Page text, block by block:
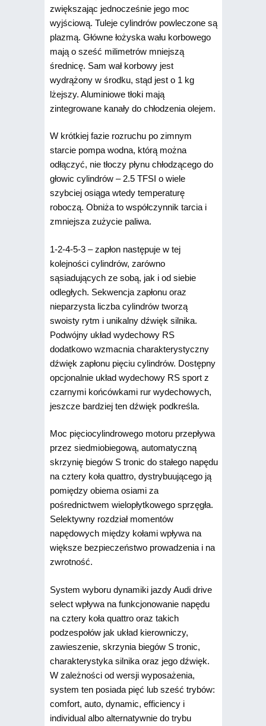
zwiększając jednocześnie jego moc
wyjściową. Tuleje cylindrów powleczone są
plazmą. Główne łożyska wału korbowego
mają o sześć milimetrów mniejszą
średnicę. Sam wał korbowy jest
wydrążony w środku, stąd jest o 1 kg
lżejszy. Aluminiowe tłoki mają
zintegrowane kanały do chłodzenia olejem.
W krótkiej fazie rozruchu po zimnym
starcie pompa wodna, którą można
odłączyć, nie tłoczy płynu chłodzącego do
głowic cylindrów – 2.5 TFSI o wiele
szybciej osiąga wtedy temperaturę
roboczą. Obniża to współczynnik tarcia i
zmniejsza zużycie paliwa.
1-2-4-5-3 – zapłon następuje w tej
kolejności cylindrów, zarówno
sąsiadujących ze sobą, jak i od siebie
odległych. Sekwencja zapłonu oraz
nieparzysta liczba cylindrów tworzą
swoisty rytm i unikalny dźwięk silnika.
Podwójny układ wydechowy RS
dodatkowo wzmacnia charakterystyczny
dźwięk zapłonu pięciu cylindrów. Dostępny
opcjonalnie układ wydechowy RS sport z
czarnymi końcówkami rur wydechowych,
jeszcze bardziej ten dźwięk podkreśla.
Moc pięciocylindrowego motoru przepływa
przez siedmiobiegową, automatyczną
skrzynię biegów S tronic do stałego napędu
na cztery koła quattro, dystrybuującego ją
pomiędzy obiema osiami za
pośrednictwem wielopłytkowego sprzęgła.
Selektywny rozdział momentów
napędowych między kołami wpływa na
większe bezpieczeństwo prowadzenia i na
zwrotność.
System wyboru dynamiki jazdy Audi drive
select wpływa na funkcjonowanie napędu
na cztery koła quattro oraz takich
podzespołów jak układ kierowniczy,
zawieszenie, skrzynia biegów S tronic,
charakterystyka silnika oraz jego dźwięk.
W zależności od wersji wyposażenia,
system ten posiada pięć lub sześć trybów:
comfort, auto, dynamic, efficiency i
individual albo alternatywnie do trybu